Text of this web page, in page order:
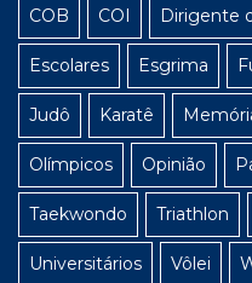
COB COI Dirigente
Escolares Esgrima
Judô Karatê
Olímpicos Opinião
Taekwondo Triathlon
Universitários Vôlei